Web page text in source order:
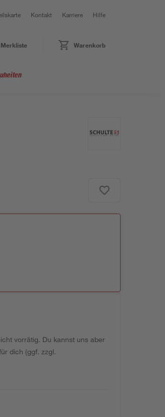
Kontakt Karriere Hilfe
Merkliste Warenkorb
vorrätig. Du kannst uns aber
dich (ggf. zzgl.